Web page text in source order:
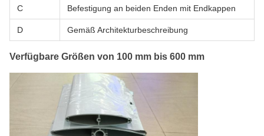
C Befestigung an beiden Enden mit Endkappen
D Gemäß Architekturbeschreibung
Verfügbare Größen von 100 mm bis 600 mm